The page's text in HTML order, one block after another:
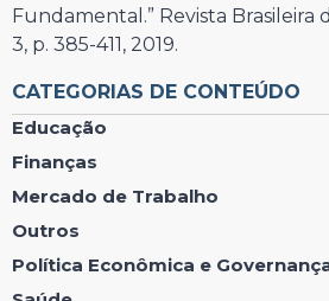
Fundamental.” Revista Brasileira
3, p. 385-411, 2019.
CATEGORIAS DE CONTEÚDO
Educação
Finanças
Mercado de Trabalho
Outros
Política Econômica e